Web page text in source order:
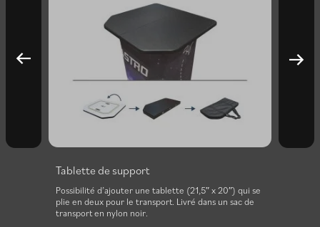
Tablette de support
Possibilité d’ajouter une tablette (21,5″ x 20″) qui se
plie en deux pour le transport. Livré dans un sac de
transport en nylon noir.